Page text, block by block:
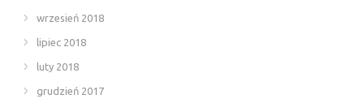
wrzesień 2018
lipiec 2018
luty 2018
grudzień 2017